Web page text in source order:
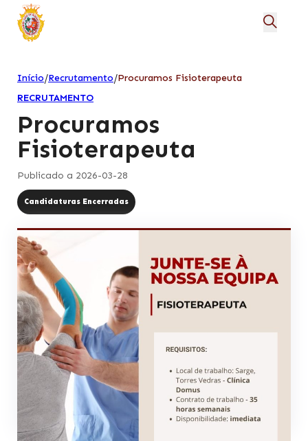
Início/Recrutamento/Procuramos Fisioterapeuta
RECRUTAMENTO
Procuramos
Fisioterapeuta
Publicado a 2026-03-28
Candidaturas Encerradas